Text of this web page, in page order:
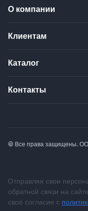
О компании
Клиентам
Каталог
Контакты
© Все права защищены.
Отправляя свои
обратной связи на сайте
своё согласие с